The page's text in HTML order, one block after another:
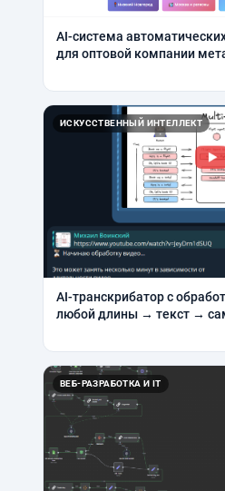
AI-система
для оптовой компании
ИСКУССТВЕННЫЙ ИНТЕЛЛЕКТ
AI-транскрибатор с
любой длины → текст →
ключевые идеи, мануалы,
ВЕБ-РАЗРАБОТКА И IT